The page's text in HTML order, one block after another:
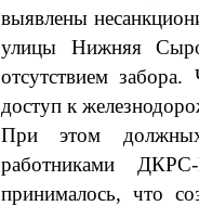
выявлены
улицы Нижняя
отсутствием
доступ к
При этом должных
работниками
принималось, что